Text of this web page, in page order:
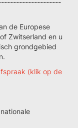
de Europese
Zwitserland en u
grondgebied
(klik op de